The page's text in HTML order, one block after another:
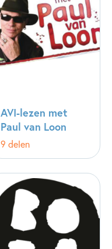
AVI-lezen met
Paul van Loon
9 delen